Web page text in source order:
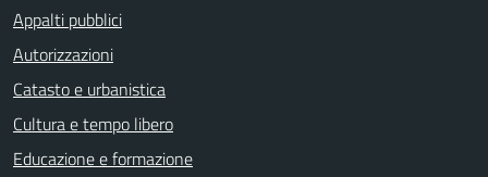
Appalti pubblici
Autorizzazioni
Catasto e urbanistica
Cultura e tempo libero
Educazione e formazione